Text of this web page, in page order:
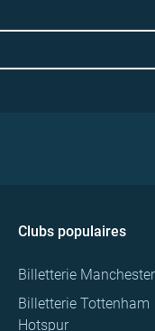
Clubs populaires
Billetterie
Billetterie Tottenham
Hotspur